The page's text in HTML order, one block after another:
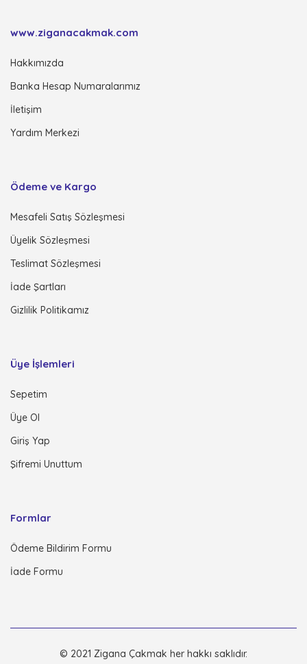
www.ziganacakmak.com
Hakkımızda
Banka Hesap Numaralarımız
İletişim
Yardım Merkezi
Ödeme ve Kargo
Mesafeli Satış Sözleşmesi
Üyelik Sözleşmesi
Teslimat Sözleşmesi
İade Şartları
Gizlilik Politikamız
Üye İşlemleri
Sepetim
Üye Ol
Giriş Yap
Şifremi Unuttum
Formlar
Ödeme Bildirim Formu
İade Formu
© 2021 Zigana Çakmak her hakkı saklıdır.